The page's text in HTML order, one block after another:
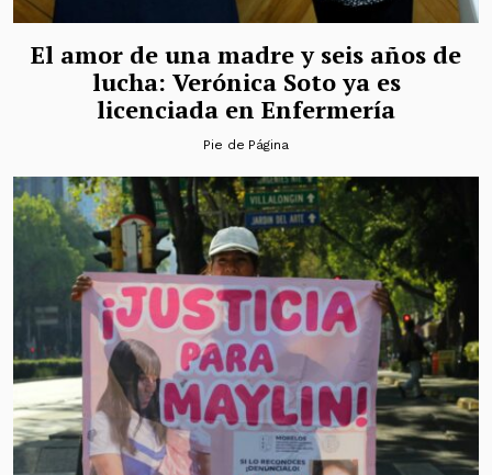
El amor de una madre y seis años de
lucha: Verónica Soto ya es
licenciada en Enfermería
Pie de Página